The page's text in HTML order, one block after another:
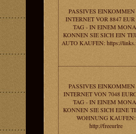
PASSIVES
INTERNET VOR 8847
TAG - IN EINEM
KONNEN SIE SICH EIN
AUTO KAUFEN: https://
PASSIVES
INTERNET VON 7048
TAG - IN EINEM
KONNEN SIE SICH EINE
WOHNUNG KAUFEN:
http://freeurlre